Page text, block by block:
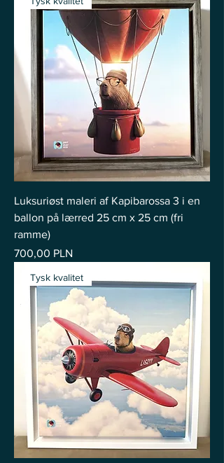
Luksuriøst maleri af Kapibarossa 3 i en
ballon på lærred 25 cm x 25 cm (fri
ramme)
Pris
700,00 PLN
Tysk kvalitet